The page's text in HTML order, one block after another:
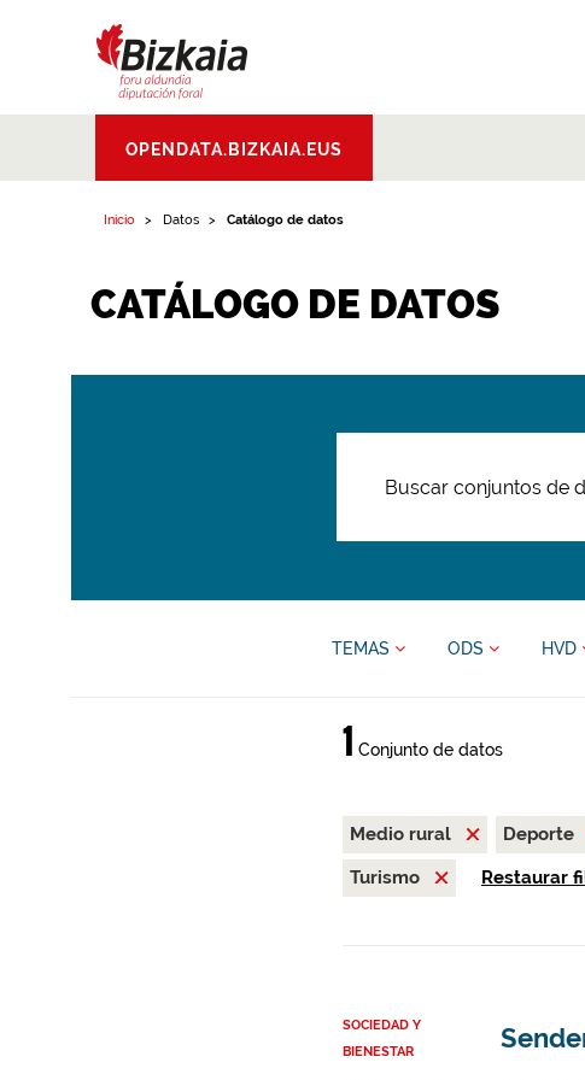
Aldundia.Diputacion
Foral de Bizkaia
OPENDATA.BIZKAIA.EUS
Inicio Datos Catálogo de datos
CATÁLOGO DE DATOS
TEMAS ODS HVD
1 Conjunto de datos
Medio rural
Deporte
Turismo
Restaurar
SOCIEDAD Y
BIENESTAR